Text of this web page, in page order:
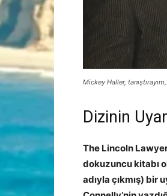
Mickey Haller,
Dizinin
The Lincoln
dokuzuncu kitabı
adıyla çıkmış) bir